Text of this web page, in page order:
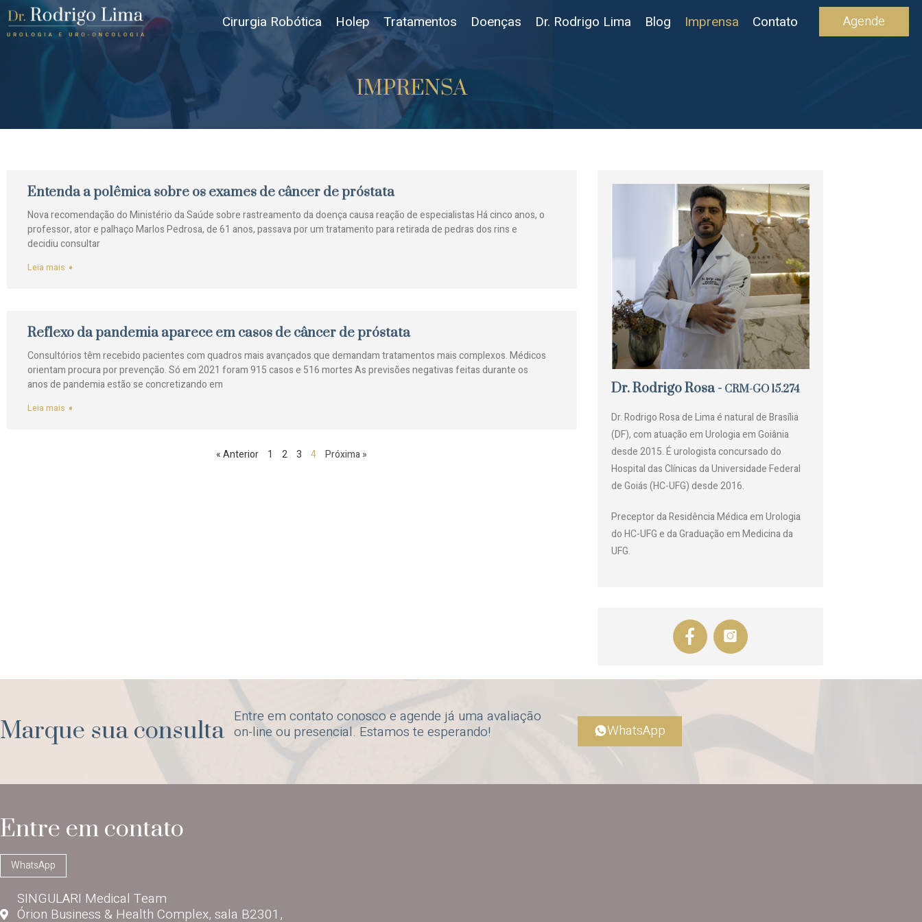
Cirurgia Robótica Holep Tratamentos Doenças Dr. Rodrigo Lima Blog Imprensa Contato Agende
IMPRENSA
Entenda a polêmica sobre os exames de câncer de próstata
Nova recomendação do Ministério da Saúde sobre rastreamento da doença causa reação de especialistas Há cinco anos, o
professor, ator e palhaço Marlos Pedrosa, de 61 anos, passava por um tratamento para retirada de pedras dos rins e
decidiu consultar
Leia mais ➧
Reflexo da pandemia aparece em casos de câncer de próstata
Consultórios têm recebido pacientes com quadros mais avançados que demandam tratamentos mais complexos. Médicos
orientam procura por prevenção. Só em 2021 foram 915 casos e 516 mortes As previsões negativas feitas durante os
anos de pandemia estão se concretizando em
Leia mais ➧
« Anterior 1 2 3 4 Próxima »
Dr. Rodrigo Rosa - CRM-GO 15.274
Dr. Rodrigo Rosa de Lima é natural de Brasília
(DF), com atuação em Urologia em Goiânia
desde 2015. É urologista concursado do
Hospital das Clínicas da Universidade Federal
de Goiás (HC-UFG) desde 2016.
Preceptor da Residência Médica em Urologia
do HC-UFG e da Graduação em Medicina da
UFG.
Marque sua consulta Entre em contato conosco e agende já uma avaliação
on-line ou presencial. Estamos te esperando!
WhatsApp
Entre em contato
WhatsApp
SINGULARI Medical Team
Órion Business & Health Complex, sala B2301,